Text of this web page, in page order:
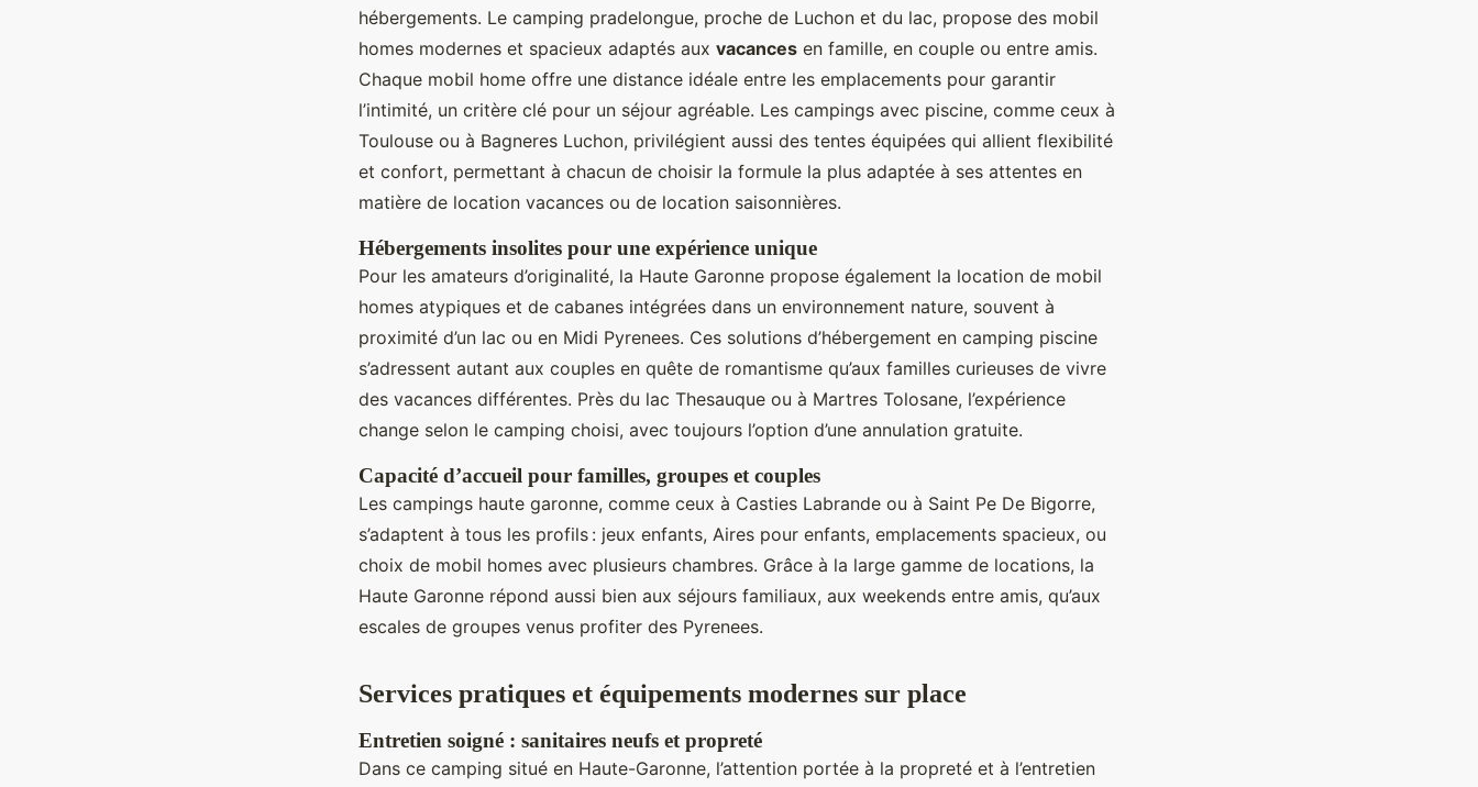
hébergements. Le camping pradelongue, proche de Luchon et du lac, propose des mobil
homes modernes et spacieux adaptés aux vacances en famille, en couple ou entre amis.
Chaque mobil home offre une distance idéale entre les emplacements pour garantir
l’intimité, un critère clé pour un séjour agréable. Les campings avec piscine, comme ceux à
Toulouse ou à Bagneres Luchon, privilégient aussi des tentes équipées qui allient flexibilité
et confort, permettant à chacun de choisir la formule la plus adaptée à ses attentes en
matière de location vacances ou de location saisonnières.
Hébergements insolites pour une expérience unique
Pour les amateurs d’originalité, la Haute Garonne propose également la location de mobil
homes atypiques et de cabanes intégrées dans un environnement nature, souvent à
proximité d’un lac ou en Midi Pyrenees. Ces solutions d’hébergement en camping piscine
s’adressent autant aux couples en quête de romantisme qu’aux familles curieuses de vivre
des vacances différentes. Près du lac Thesauque ou à Martres Tolosane, l’expérience
change selon le camping choisi, avec toujours l’option d’une annulation gratuite.
Capacité d’accueil pour familles, groupes et couples
Les campings haute garonne, comme ceux à Casties Labrande ou à Saint Pe De Bigorre,
s’adaptent à tous les profils : jeux enfants, Aires pour enfants, emplacements spacieux, ou
choix de mobil homes avec plusieurs chambres. Grâce à la large gamme de locations, la
Haute Garonne répond aussi bien aux séjours familiaux, aux weekends entre amis, qu’aux
escales de groupes venus profiter des Pyrenees.
Services pratiques et équipements modernes sur place
Entretien soigné : sanitaires neufs et propreté
Dans ce camping situé en Haute-Garonne, l’attention portée à la propreté et à l’entretien